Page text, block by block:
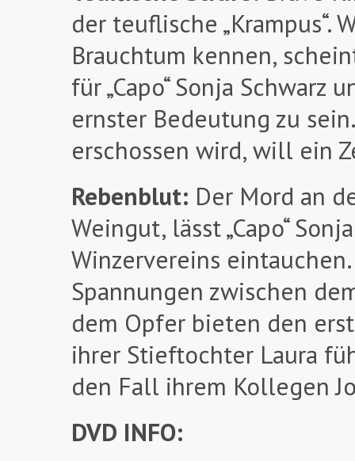
der teuflische „Krampus“.
Brauchtum kennen,
für „Capo“ Sonja Schwarz
ernster Bedeutung zu
erschossen wird, will ein
Rebenblut: Der Mord an
Weingut, lässt „Capo“
Winzervereins eintauchen.
Spannungen zwischen
dem Opfer bieten den
ihrer Stieftochter Laura
den Fall ihrem Kollegen
DVD INFO: